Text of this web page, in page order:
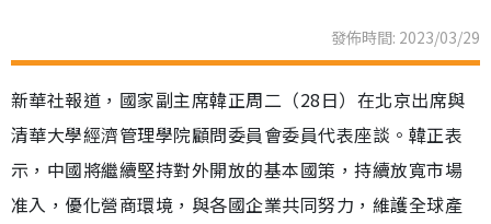
發佈時間: 2023/03/29
新華社報道，國家副主席韓正周二（28日）在北京出席與
清華大學經濟管理學院顧問委員會委員代表座談。韓正表
示，中國將繼續堅持對外開放的基本國策，持續放寬市場
准入，優化營商環境，與各國企業共同努力，維護全球產